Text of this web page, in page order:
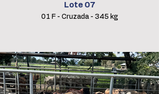
Lote 07
01 F - Cruzada - 345 kg